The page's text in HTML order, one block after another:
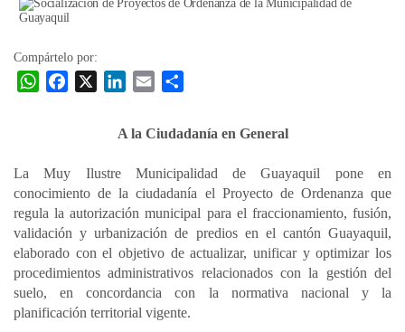
entrada
Compártelo por:
W
s
A
p
p
b
o
o
k
d
I
n
a
l
a
r
t
i
r
A la Ciudadanía en General
La Muy Ilustre Municipalidad de Guayaquil pone en
conocimiento de la ciudadanía el Proyecto de Ordenanza que
regula la autorización municipal para el fraccionamiento, fusión,
validación y urbanización de predios en el cantón Guayaquil,
elaborado con el objetivo de actualizar, unificar y optimizar los
procedimientos administrativos relacionados con la gestión del
suelo, en concordancia con la normativa nacional y la
planificación territorial vigente.